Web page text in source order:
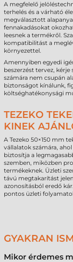
A megfelelő
terhelés és a várható
megválasztott
fennakadásokat
leesnek a termékről.
kompatibilitást a
környezettel.
Amennyiben egyedi
beszerzést tervez,
számára nem csupán
biztonságot kínálunk,
költséghatékonysági
TEZEKO
KINEK
A Tezeko 50×150 mm
vállalatok számára,
biztosítja a
szemben, miközben
termékeknek. Üzleti
távú megtakarítást
azonosításból eredő
pontos üzleti
GYAKRAN
Mikor érdemes